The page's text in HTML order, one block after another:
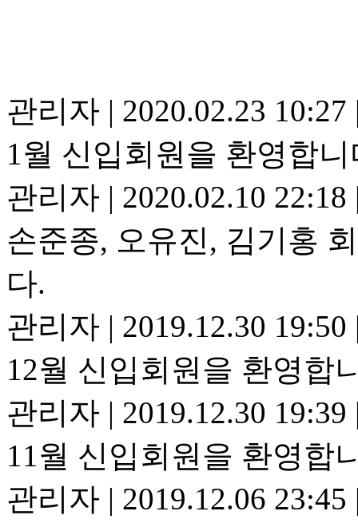
관리자 | 2020.02.23 10:27
1월 신입회원을 환영합니
관리자 | 2020.02.10 22:18
손준종, 오유진, 김기홍
다.
관리자 | 2019.12.30 19:50
12월 신입회원을 환영합
관리자 | 2019.12.30 19:39
11월 신입회원을 환영합
관리자 | 2019.12.06 23:45